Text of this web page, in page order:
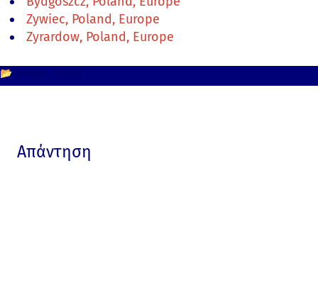
Zywiec, Poland, Europe
Zyrardow, Poland, Europe
📂
Απάντηση